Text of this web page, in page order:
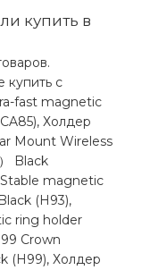
купить в
купить с
fast magnetic
Холдер
Mount Wireless
Black
magnetic
(H93),
ring holder
Crown
(H99), Холдер